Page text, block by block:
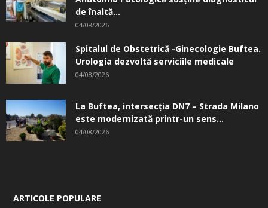
de înaltă...
04/08/2026
Spitalul de Obstetrică -Ginecologie Buftea.
Urologia dezvoltă serviciile medicale
04/08/2026
La Buftea, intersecţia DN7 – Strada Milano
este modernizată printr-un sens...
04/08/2026
ARTICOLE POPULARE